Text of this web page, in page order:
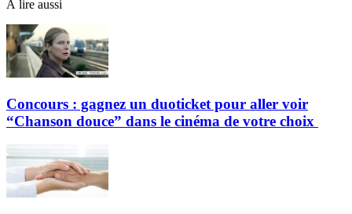
À lire aussi
Concours : gagnez un duoticket pour aller voir
“Chanson douce” dans le cinéma de votre choix